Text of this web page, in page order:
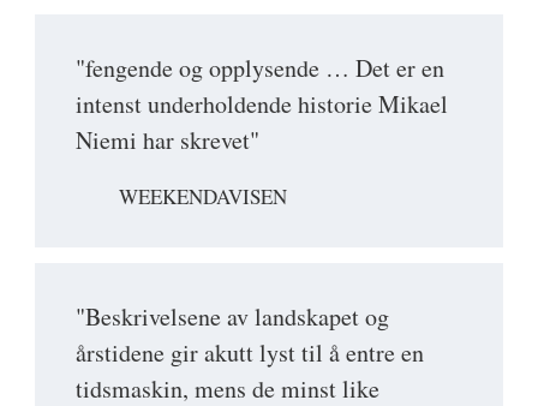
"fengende og opplysende … Det er en
intenst underholdende historie Mikael
Niemi har skrevet"
WEEKENDAVISEN
"Beskrivelsene av landskapet og
årstidene gir akutt lyst til å entre en
tidsmaskin, mens de minst like